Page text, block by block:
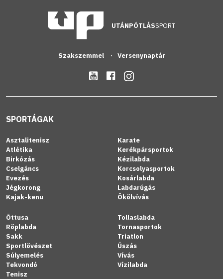
UTÁNPÓTLÁSSPORT
Szakszemmel Versenynaptár
SPORTÁGAK
Asztalitenisz
Atlétika
Birkózás
Cselgáncs
Evezés
Jégkorong
Kajak-kenu
Karate
Kerékpársportok
Kézilabda
Korcsolyasportok
Kosárlabda
Labdarúgás
Ökölvívás
Öttusa
Röplabda
Sakk
Sportlövészet
Súlyemelés
Tekvondó
Tenisz
Tollaslabda
Tornasportok
Triatlon
Úszás
Vívás
Vízilabda